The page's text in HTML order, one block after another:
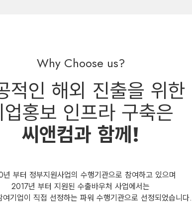
Why Choose us?
적인 해외 진출을 위한
업홍보 인프라 구축은
씨앤컴과 함께!
부터 정부지원사업의 수행기관으로 참여하고 있으며
2017년 부터 지원된 수출바우처 사업에서는
기업이 직접 선정하는 파워 수행기관으로 선정되었습니다.